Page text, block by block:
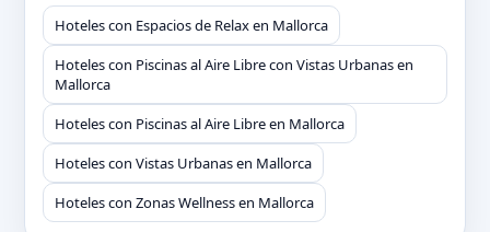
Hoteles con Espacios de Relax en Mallorca
Hoteles con Piscinas al Aire Libre con Vistas Urbanas en
Mallorca
Hoteles con Piscinas al Aire Libre en Mallorca
Hoteles con Vistas Urbanas en Mallorca
Hoteles con Zonas Wellness en Mallorca